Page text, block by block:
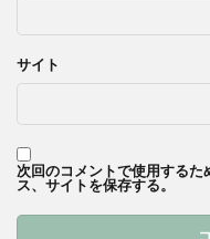
サイト
次回のコメントで使用する
ス、サイトを保存する。